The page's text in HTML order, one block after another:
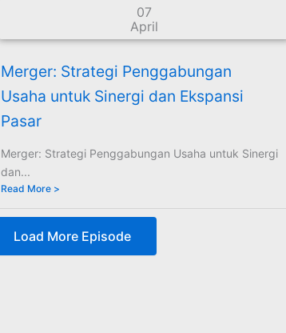
07
April
Merger: Strategi Penggabungan
Usaha untuk Sinergi dan Ekspansi
Pasar
Merger: Strategi Penggabungan Usaha untuk Sinergi
dan...
Read More >
Load More Episode